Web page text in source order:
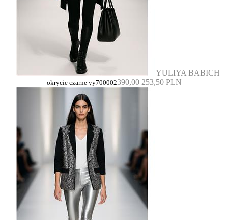
YULIYA BABICH
okrycie czarne yy700002390,00 253,50 PLN